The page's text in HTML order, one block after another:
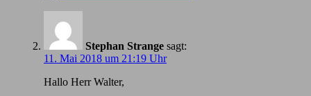
Stephan Strange sagt:
11. Mai 2018 um 21:19 Uhr
Hallo Herr Walter,